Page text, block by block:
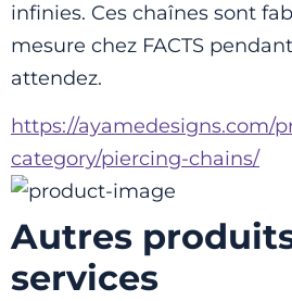
infinies. Ces chaînes sont
mesure chez FACTS
attendez.
https://ayamedesigns.com/
category/piercing-chains/
Autres
services